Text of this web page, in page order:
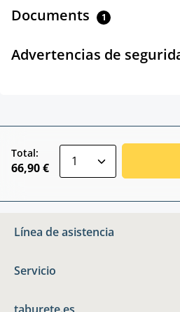
Documents 1
Advertencias de
Total:
66,90 €
Línea de asistencia
Servicio